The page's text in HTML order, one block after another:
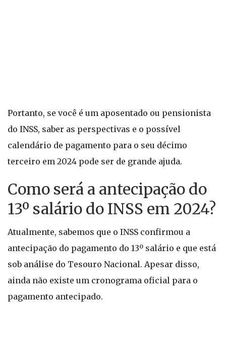
Portanto, se você é um aposentado ou pensionista
do INSS, saber as perspectivas e o possível
calendário de pagamento para o seu décimo
terceiro em 2024 pode ser de grande ajuda.
Como será a antecipação do
13º salário do INSS em 2024?
Atualmente, sabemos que o INSS confirmou a
antecipação do pagamento do 13º salário e que está
sob análise do Tesouro Nacional. Apesar disso,
ainda não existe um cronograma oficial para o
pagamento antecipado.